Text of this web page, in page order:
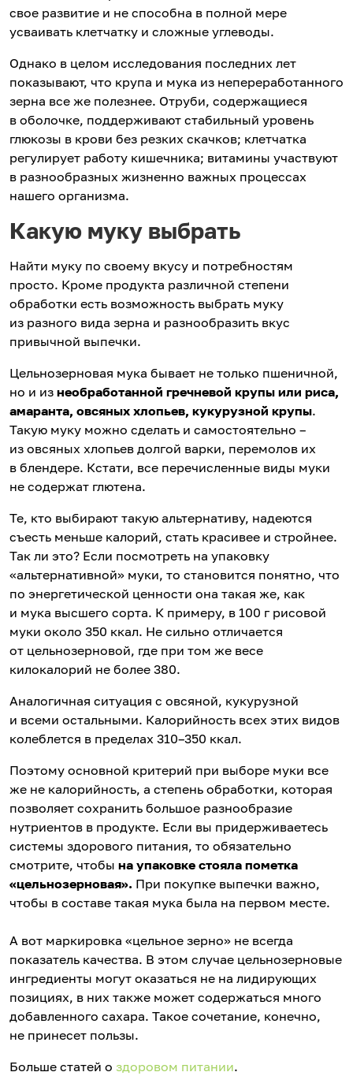
свое развитие и не способна в полной мере
усваивать клетчатку и сложные углеводы.
Однако в целом исследования последних лет
показывают, что крупа и мука из непереработанного
зерна все же полезнее. Отруби, содержащиеся
в оболочке, поддерживают стабильный уровень
глюкозы в крови без резких скачков; клетчатка
регулирует работу кишечника; витамины участвуют
в разнообразных жизненно важных процессах
нашего организма.
Какую муку выбрать
Найти муку по своему вкусу и потребностям
просто. Кроме продукта различной степени
обработки есть возможность выбрать муку
из разного вида зерна и разнообразить вкус
привычной выпечки.
Цельнозерновая мука бывает не только пшеничной,
но и из необработанной гречневой крупы или риса,
амаранта, овсяных хлопьев, кукурузной крупы.
Такую муку можно сделать и самостоятельно –
из овсяных хлопьев долгой варки, перемолов их
в блендере. Кстати, все перечисленные виды муки
не содержат глютена.
Те, кто выбирают такую альтернативу, надеются
съесть меньше калорий, стать красивее и стройнее.
Так ли это? Если посмотреть на упаковку
«альтернативной» муки, то становится понятно, что
по энергетической ценности она такая же, как
и мука высшего сорта. К примеру, в 100 г рисовой
муки около 350 ккал. Не сильно отличается
от цельнозерновой, где при том же весе
килокалорий не более 380.
Аналогичная ситуация с овсяной, кукурузной
и всеми остальными. Калорийность всех этих видов
колеблется в пределах 310–350 ккал.
Поэтому основной критерий при выборе муки все
же не калорийность, а степень обработки, которая
позволяет сохранить большое разнообразие
нутриентов в продукте. Если вы придерживаетесь
системы здорового питания, то обязательно
смотрите, чтобы на упаковке стояла пометка
«цельнозерновая». При покупке выпечки важно,
чтобы в составе такая мука была на первом месте.
А вот маркировка «цельное зерно» не всегда
показатель качества. В этом случае цельнозерновые
ингредиенты могут оказаться не на лидирующих
позициях, в них также может содержаться много
добавленного сахара. Такое сочетание, конечно,
не принесет пользы.
Больше статей о здоровом питании.